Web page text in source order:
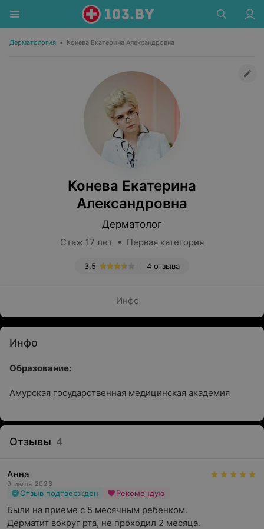
Дерматология • Конева Екатерина Александровна
Конева Екатерина
Александровна
Дерматолог
Стаж 17 лет • Первая категория
4 отзыва
3.5
Инфо
Инфо
Образование:
Амурская государственная медицинская академия
Отзывы 4
Анна
9 июля 2023
Отзыв подтвержден Рекомендую
Были на приеме с 5 месячным ребенком.
Дерматит вокруг рта, не проходил 2 месяца.